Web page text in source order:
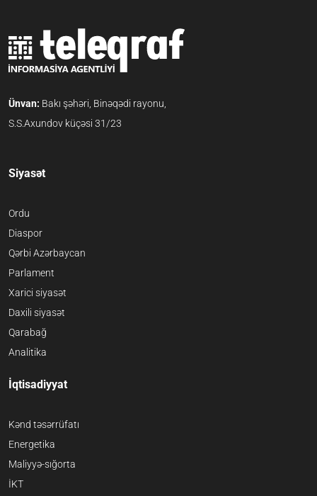
Ünvan: Bakı şəhəri, Binəqədi rayonu,
S.S.Axundov küçəsi 31/23
Siyasət
Ordu
Diaspor
Qərbi Azərbaycan
Parlament
Xarici siyasət
Daxili siyasət
Qarabağ
Analitika
İqtisadiyyat
Kənd təsərrüfatı
Energetika
Maliyyə-sığorta
İKT